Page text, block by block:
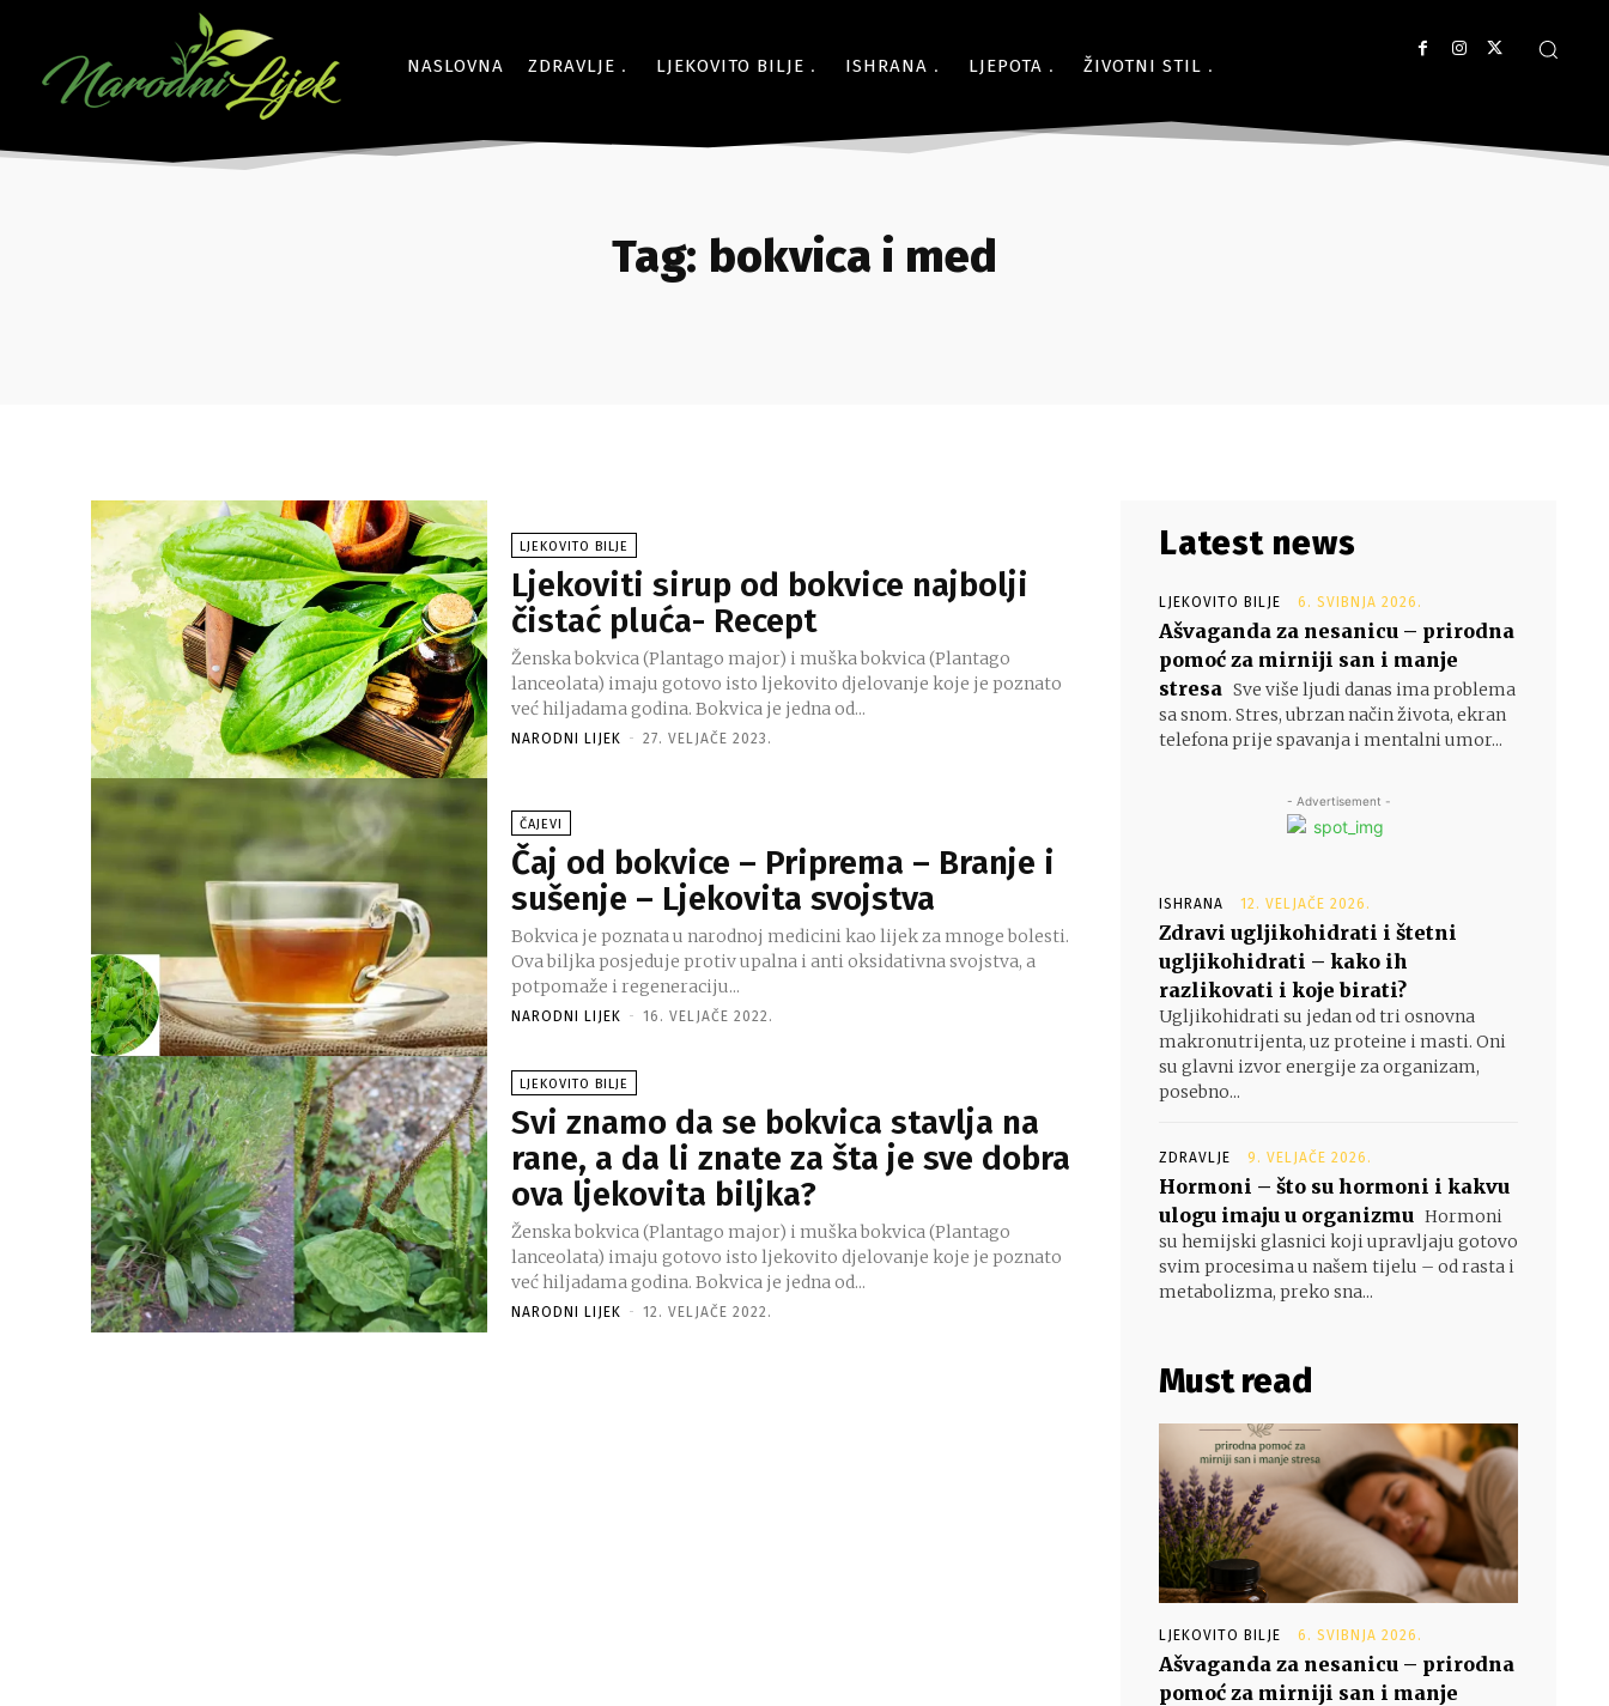
NASLOVNA ZDRAVLJE LJEKOVITO BILJE ISHRANA LJEPOTA ŽIVOTNI STIL
Tag: bokvica i med
LJEKOVITO BILJE
Ljekoviti sirup od bokvice najbolji
čistać pluća- Recept
Ženska bokvica (Plantago major) i muška bokvica (Plantago
lanceolata) imaju gotovo isto ljekovito djelovanje koje je poznato
već hiljadama godina. Bokvica je jedna od...
NARODNI LIJEK - 27. VELJAČE 2023.
ČAJEVI
Čaj od bokvice – Priprema – Branje i
sušenje – Ljekovita svojstva
Bokvica je poznata u narodnoj medicini kao lijek za mnoge bolesti.
Ova biljka posjeduje protiv upalna i anti oksidativna svojstva, a
potpomaže i regeneraciju...
NARODNI LIJEK - 16. VELJAČE 2022.
LJEKOVITO BILJE
Svi znamo da se bokvica stavlja na
rane, a da li znate za šta je sve dobra
ova ljekovita biljka?
Ženska bokvica (Plantago major) i muška bokvica (Plantago
lanceolata) imaju gotovo isto ljekovito djelovanje koje je poznato
već hiljadama godina. Bokvica je jedna od...
NARODNI LIJEK - 12. VELJAČE 2022.
Latest news
LJEKOVITO BILJE 6. SVIBNJA 2026.
Ašvaganda za nesanicu – prirodna
pomoć za mirniji san i manje
stresa Sve više ljudi danas ima problema
sa snom. Stres, ubrzan način života, ekran
telefona prije spavanja i mentalni umor...
- Advertisement -
ISHRANA 12. VELJAČE 2026.
Zdravi ugljikohidrati i štetni
ugljikohidrati – kako ih
razlikovati i koje birati?
Ugljikohidrati su jedan od tri osnovna
makronutrijenta, uz proteine i masti. Oni
su glavni izvor energije za organizam,
posebno...
ZDRAVLJE 9. VELJAČE 2026.
Hormoni – što su hormoni i kakvu
ulogu imaju u organizmu Hormoni
su hemijski glasnici koji upravljaju gotovo
svim procesima u našem tijelu – od rasta i
metabolizma, preko sna...
Must read
LJEKOVITO BILJE 6. SVIBNJA 2026.
Ašvaganda za nesanicu – prirodna
pomoć za mirniji san i manje